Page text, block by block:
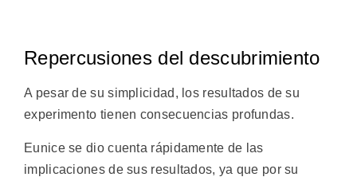
Repercusiones del descubrimiento
A pesar de su simplicidad, los resultados de su
experimento tienen consecuencias profundas.
Eunice se dio cuenta rápidamente de las
implicaciones de sus resultados, ya que por su